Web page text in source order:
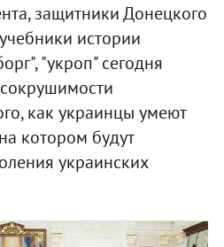
защитники Донецкого
истории
"укроп" сегодня
как украинцы умеют
котором будут
украинских